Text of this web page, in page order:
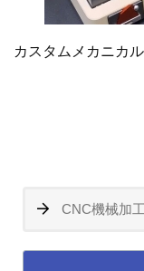
カスタムメカニカ